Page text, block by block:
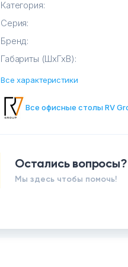
Категория:
Серия:
Бренд:
Габариты (ШхГхВ):
Все характеристики
Все офисные столы RV
Остались вопросы?
Мы здесь чтобы помочь!